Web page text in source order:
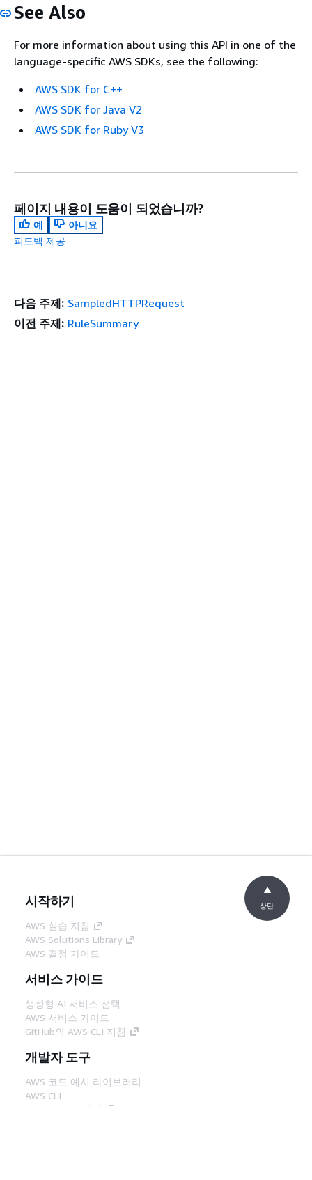
See Also
For more information about using this API in one of the
language-specific AWS SDKs, see the following:
AWS SDK for C++
AWS SDK for Java V2
AWS SDK for Ruby V3
페이지 내용이 도움이 되었습니까?
예
아니요
피드백 제공
다음 주제: SampledHTTPRequest
이전 주제: RuleSummary
시작하기
AWS 실습 지침
AWS Solutions Library
AWS 결정 가이드
서비스 가이드
생성형 AI 서비스 선택
AWS 서비스 가이드
GitHub의 AWS CLI 지침
개발자 도구
AWS 코드 예시 라이브러리
AWS CLI
AWS Builder 센터
상단